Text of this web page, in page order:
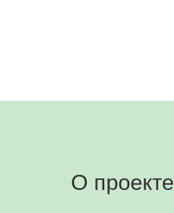
О проекте